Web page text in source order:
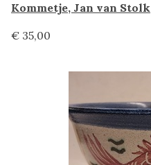
Kommetje, Jan van Stolk
€ 35,00